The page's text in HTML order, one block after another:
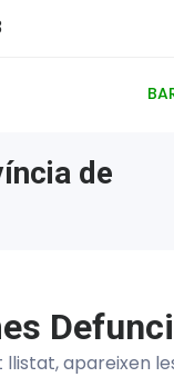
de
llistat, apareixen